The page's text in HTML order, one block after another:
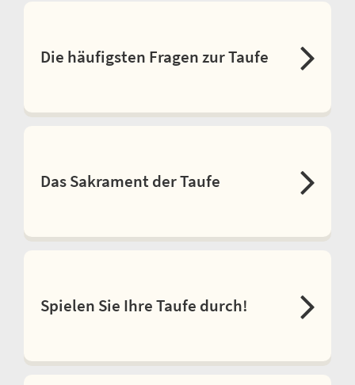
Die häufigsten Fragen zur Taufe
Das Sakrament der Taufe
Spielen Sie Ihre Taufe durch!